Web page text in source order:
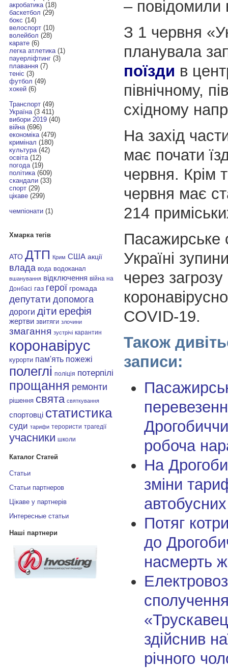
акробатика(18)
баскетбол (29)
бокс (14)
велоспорт(10)
волейбол (28)
карате(6)
легка атлетика(1)
пауерліфтинг(3)
плавання(7)
теніс (3)
футбол (49)
хокей(6)
Транспорт(49)
Україна(3 411)
вибори 2019(40)
війна(696)
економіка(479)
кримінал (180)
культура(42)
освіта(12)
погода(19)
політика(609)
скандали(33)
спорт(29)
цікаве(299)
чемпіонати(1)
Хмарка тегів
АТО ДТП Крим США акції
влада вода водоканал
вшанування відключення війна на
Донбасі газ герої громада
депутати допомога
дороги діти ерефія
жертви звитяги злочини
змагання зустрічі карантин
коронавірус
курорти пам'ять пожежі
полеглі поліція потерпілі
прощання ремонти
рішення свята святкування
спортовці статистика
суди тарифи терористи трагедії
учасники школи
Каталог Статей
Статьи
Статьи партнеров
Цікаве у партнерів
Интересные статьи
Наші партнери
– повідомили
З 1 червня
планувала
поїзди в
північному,
східному
На захід
має почати
червня. Крім
червня має
214
Пасажирське
Україні
через загрозу
COVID-19.
Також
записи:
робоча
На
зміни
Потяг
до
насмерть
Електровоз
здійснив
річного